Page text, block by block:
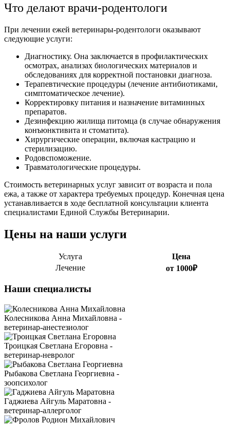
Что делают врачи-родентологи
При лечении ежей ветеринары-родентологи оказывают
следующие услуги:
Диагностику. Она заключается в профилактических
осмотрах, анализах биологических материалов и
обследованиях для корректной постановки диагноза.
Терапевтические процедуры (лечение антибиотиками,
симптоматическое лечение).
Корректировку питания и назначение витаминных
препаратов.
Дезинфекцию жилища питомца (в случае обнаружения
конъюнктивита и стоматита).
Хирургические операции, включая кастрацию и
стерилизацию.
Родовспоможение.
Травматологические процедуры.
Стоимость ветеринарных услуг зависит от возраста и пола
ежа, а также от характера требуемых процедур. Конечная цена
устанавливается в ходе бесплатной консультации клиента
специалистами Единой Службы Ветеринарии.
Цены на наши услуги
Услуга
Цена
Лечение
от 1000₽
Наши специалисты
Колесникова Анна Михайловна -
ветеринар-анестезиолог
Троицкая Светлана Егоровна -
ветеринар-невролог
Рыбакова Светлана Георгиевна -
зоопсихолог
Гаджиева Айгуль Маратовна -
ветеринар-аллерголог